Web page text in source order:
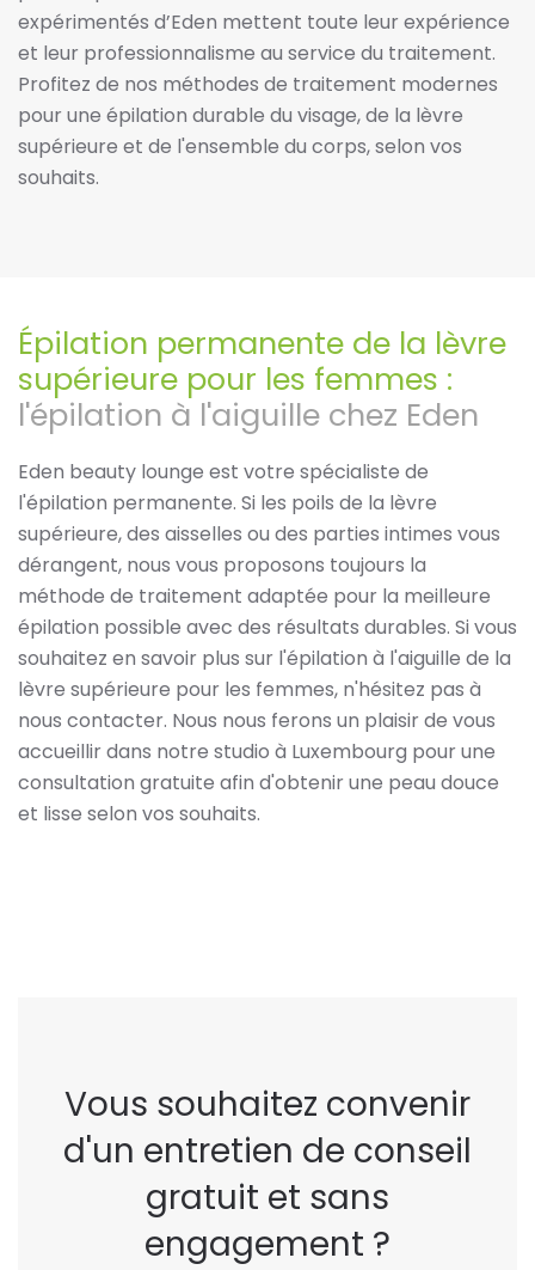
expérimentés d’Eden mettent toute leur expérience
et leur professionnalisme au service du traitement.
Profitez de nos méthodes de traitement modernes
pour une épilation durable du visage, de la lèvre
supérieure et de l'ensemble du corps, selon vos
souhaits.
Eden beauty lounge est votre spécialiste de
l'épilation permanente. Si les poils de la lèvre
supérieure, des aisselles ou des parties intimes vous
dérangent, nous vous proposons toujours la
méthode de traitement adaptée pour la meilleure
épilation possible avec des résultats durables. Si vous
souhaitez en savoir plus sur l'épilation à l'aiguille de la
lèvre supérieure pour les femmes, n'hésitez pas à
nous contacter. Nous nous ferons un plaisir de vous
accueillir dans notre studio à Luxembourg pour une
consultation gratuite afin d'obtenir une peau douce
et lisse selon vos souhaits.
Épilation permanente de la lèvre
supérieure pour les femmes :
l'épilation à l'aiguille chez Eden
Vous souhaitez convenir
d'un entretien de conseil
gratuit et sans
engagement ?